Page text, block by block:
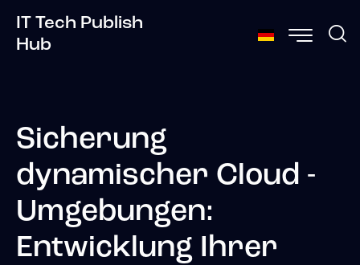
IT Tech Publish
Hub
Sicherung
dynamischer Cloud -
Umgebungen:
Entwicklung Ihrer